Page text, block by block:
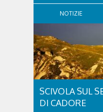
del Soccorso alpino
NOTIZIE
SCIVOLA SUL
DI CADORE